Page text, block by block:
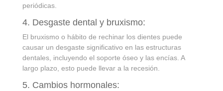
periódicas.
4. Desgaste dental y bruxismo:
El bruxismo o hábito de rechinar los dientes puede
causar un desgaste significativo en las estructuras
dentales, incluyendo el soporte óseo y las encías. A
largo plazo, esto puede llevar a la recesión.
5. Cambios hormonales: